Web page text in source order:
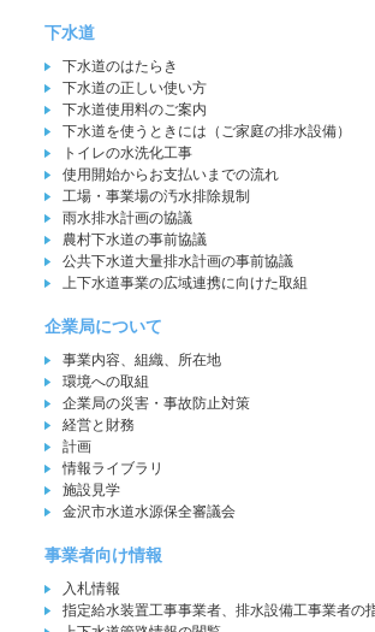
下水道
下水道のはたらき
下水道の正しい使い方
下水道使用料のご案内
下水道を使うときには（ご家庭の排水設備）
トイレの水洗化工事
使用開始からお支払いまでの流れ
工場・事業場の汚水排除規制
雨水排水計画の協議
農村下水道の事前協議
公共下水道大量排水計画の事前協議
上下水道事業の広域連携に向けた取組
企業局について
事業内容、組織、所在地
環境への取組
企業局の災害・事故防止対策
経営と財務
計画
情報ライブラリ
施設見学
金沢市水道水源保全審議会
事業者向け情報
入札情報
指定給水装置工事事業者、排水設備工事業者の